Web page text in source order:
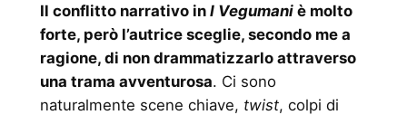
Il conflitto narrativo in I Vegumaniè molto
forte, però l’autrice sceglie, secondo me a
ragione, di non drammatizzarlo attraverso
una trama avventurosa. Ci sono
naturalmente scene chiave, twist, colpi di